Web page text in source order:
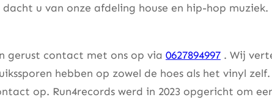
u van onze afdeling house en hip-hop muziek.
gerust contact met ons op via 0627894997 . Wij
hebben op zowel de hoes als het vinyl
op. Run4records werd in 2023 opgericht om